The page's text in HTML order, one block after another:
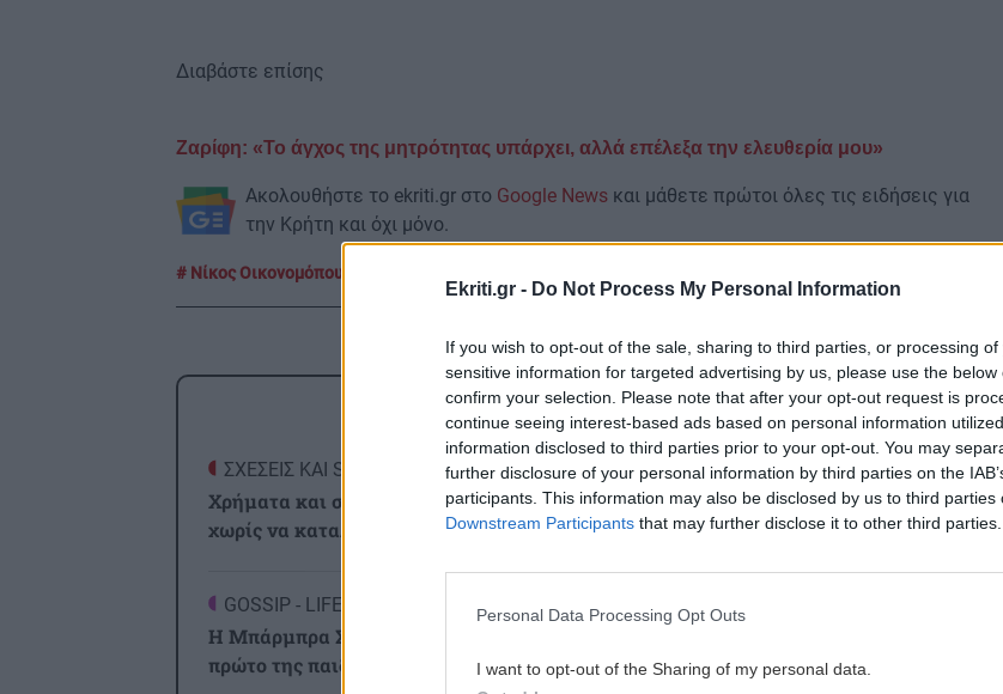
Ekriti.gr - Do Not Process My Personal Information
If you wish to opt-out of the sale, sharing to third parties, or processing
sensitive information for targeted advertising by us, please use the
confirm your selection. Please note that after your opt-out request is
continue seeing interest-based ads based on personal information
information disclosed to third parties prior to your opt-out. You may
further disclosure of your personal information by third parties on the
participants. This information may also be disclosed by us to third parties
Downstream Participants that may further disclose it to other third parties.
Personal Data Processing Opt Outs
I want to opt-out of the Sharing of my personal data.
Διαβάστε επίσης
Ζαρίφη: «Το άγχος της μητρότητας υπάρχει, αλλά επέλεξα την ελευθερία μου»
Ακολουθήστε το ekriti.gr στο Google News και μάθετε πρώτοι όλες τις ειδήσεις για
την Κρήτη και όχι μόνο.
Νίκος Οικονομόπουλος
ΡΟΗ ΕΙΔΗΣΕΩΝ
00:00
ΣΧΕΣΕΙΣ ΚΑΙ SEX
Χρήματα και σχέση: Πώς να μιλήσετε
χωρίς να καταλήξετε σε καβγά
23:00
GOSSIP - LIFESTYLE
Η Μπάρμπρα Στρέιζαντ υπογράφει το
πρώτο της παιδικό βιβλίο
21:31
ΑΘΛΗΤΙΚΑ
ΟΦΗ: Πολύ κοντά στην απόκτηση του
Σαναμπρία
ΕΠΙΣΤΗΜΗ
θέτουν σε κίνδυνο τον αέρα σε